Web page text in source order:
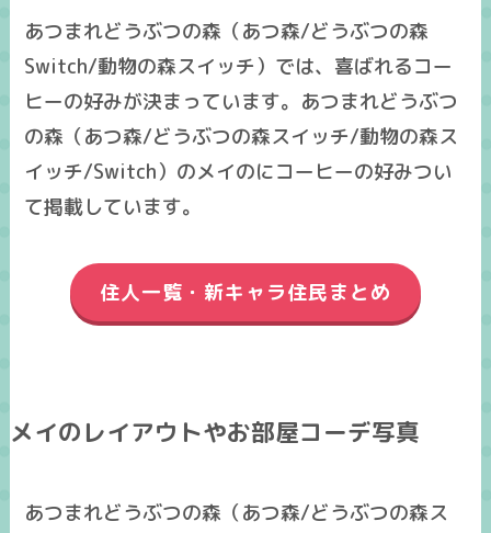
あつまれどうぶつの森（あつ森/どうぶつの森
Switch/動物の森スイッチ）では、喜ばれるコー
ヒーの好みが決まっています。あつまれどうぶつ
の森（あつ森/どうぶつの森スイッチ/動物の森ス
イッチ/Switch）のメイのにコーヒーの好みつい
て掲載しています。
住人一覧・新キャラ住民まとめ
メイのレイアウトやお部屋コーデ写真
あつまれどうぶつの森（あつ森/どうぶつの森ス